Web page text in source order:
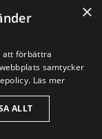
på
×
att förbättra
samtycker
Läs mer
ALLT